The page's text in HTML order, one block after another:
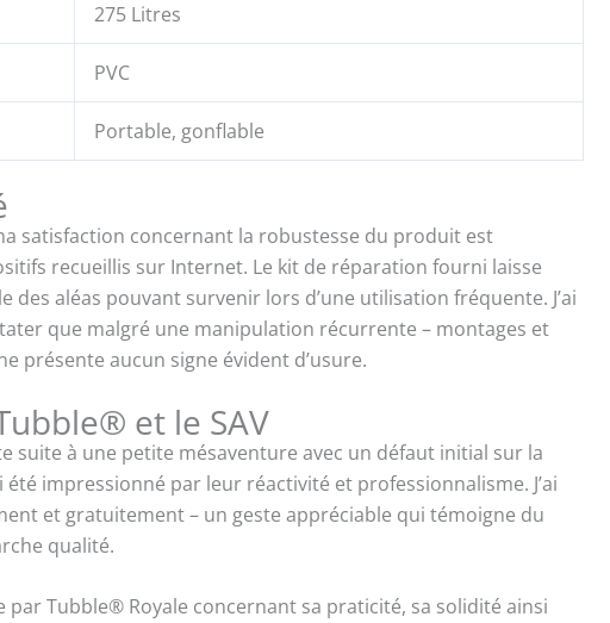
275 Litres
PVC
Portable, gonflable
satisfaction concernant la robustesse du produit est
recueillis sur Internet. Le kit de réparation fourni laisse
des aléas pouvant survenir lors d’une utilisation fréquente. J’ai
que malgré une manipulation récurrente – montages et
présente aucun signe évident d’usure.
et le SAV
suite à une petite mésaventure avec un défaut initial sur la
impressionné par leur réactivité et professionnalisme. J’ai
et gratuitement – un geste appréciable qui témoigne du
qualité.
Tubble® Royale concernant sa praticité, sa solidité ainsi